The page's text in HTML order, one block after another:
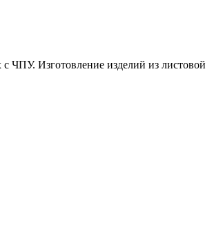
с ЧПУ. Изготовление изделий из листовой